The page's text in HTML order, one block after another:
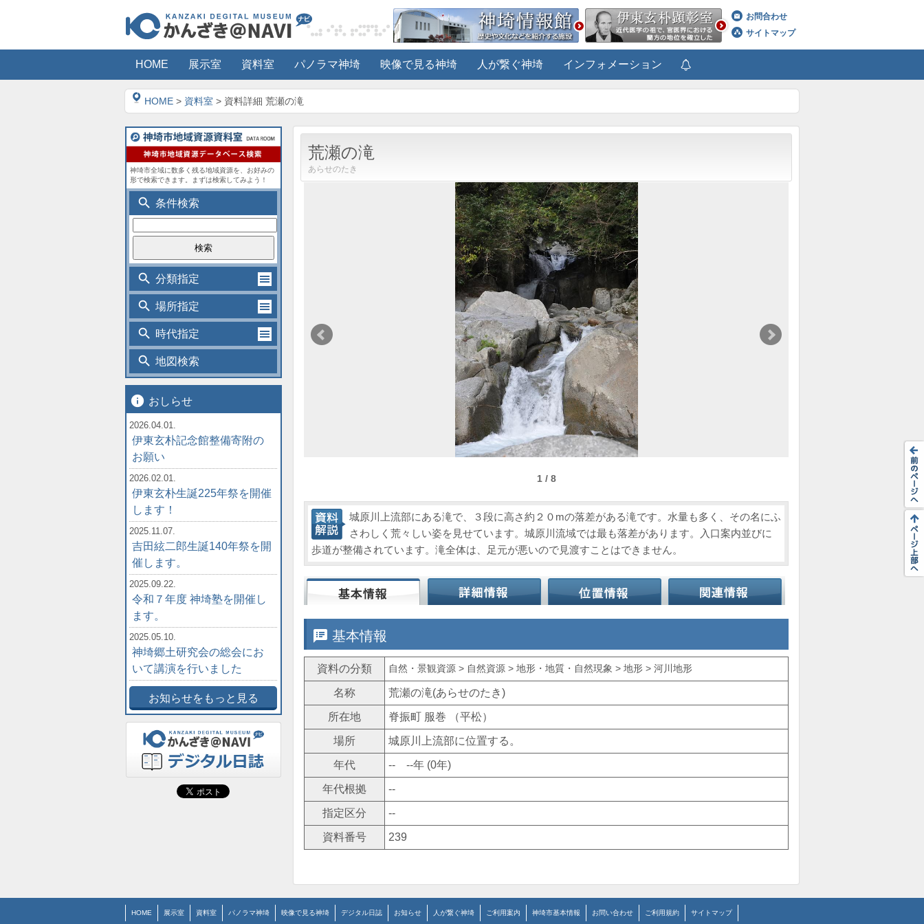
お問合わせ
サイトマップ
HOME 展示室 資料室 パノラマ神埼 映像で見る神埼 人が繋ぐ神埼 インフォメーション
HOME > 資料室 > 資料詳細 荒瀬の滝
荒瀬の滝
あらせのたき
1 / 8
城原川上流部にある滝で、３段に高さ約２０mの落差がある滝です。水量も多く、その名にふ
さわしく荒々しい姿を見せています。城原川流域では最も落差があります。入口案内並びに
歩道が整備されています。滝全体は、足元が悪いので見渡すことはできません。
speaker_notes 基本情報
資料の分類 自然・景観資源 > 自然資源 > 地形・地質・自然現象 > 地形 > 河川地形
名称 荒瀬の滝(あらせのたき)
所在地 脊振町 服巻 （平松）
場所 城原川上流部に位置する。
年代 -- --年 (0年)
年代根拠 --
指定区分 --
資料番号 239
神埼市全域に数多く残る地域資源を、お好みの
形で検索できます。まずは検索してみよう！
search 条件検索
search 分類指定
search 場所指定
search 時代指定
search 地図検索
info おしらせ
2026.04.01.
伊東玄朴記念館整備寄附の
お願い
2026.02.01.
伊東玄朴生誕225年祭を開催
します！
2025.11.07.
吉田絃二郎生誕140年祭を開
催します。
2025.09.22.
令和７年度 神埼塾を開催し
ます。
2025.05.10.
神埼郷土研究会の総会にお
いて講演を行いました
お知らせをもっと見る
HOME 展示室 資料室 パノラマ神埼 映像で見る神埼 デジタル日誌 お知らせ 人が繋ぐ神埼 ご利用案内 神埼市基本情報 お問い合わせ ご利用規約 サイトマップ